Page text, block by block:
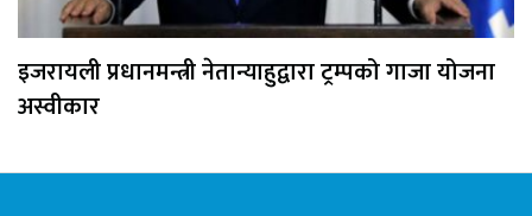
इजरायली प्रधानमन्त्री नेतान्याहुद्वारा ट्रम्पको गाजा योजना
अस्वीकार